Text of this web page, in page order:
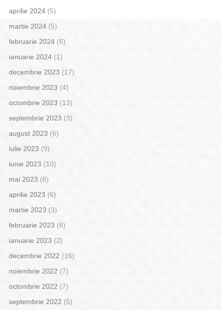
aprilie 2024(5)
martie 2024(5)
februarie 2024(6)
ianuarie 2024(1)
decembrie 2023 (17)
noiembrie 2023 (4)
octombrie 2023 (13)
septembrie 2023 (3)
august 2023 (6)
iulie 2023 (9)
iunie 2023 (10)
mai 2023 (6)
aprilie 2023 (6)
martie 2023 (3)
februarie 2023 (6)
ianuarie 2023 (2)
decembrie 2022 (16)
noiembrie 2022 (7)
octombrie 2022 (7)
septembrie 2022 (5)